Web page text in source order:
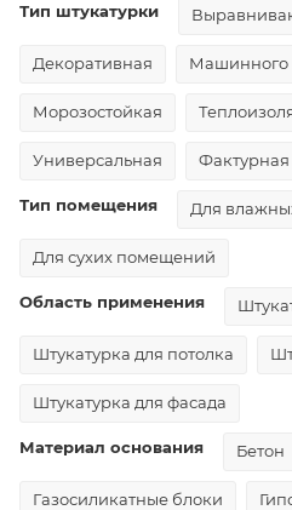
Тип штукатурки
Декоративная Машинного
Морозостойкая
Универсальная Фактурная
Тип помещения Для
Для сухих помещений
Область применения
Штукатурка для потолка
Штукатурка для фасада
Материал основания Бетон
Газосиликатные блоки